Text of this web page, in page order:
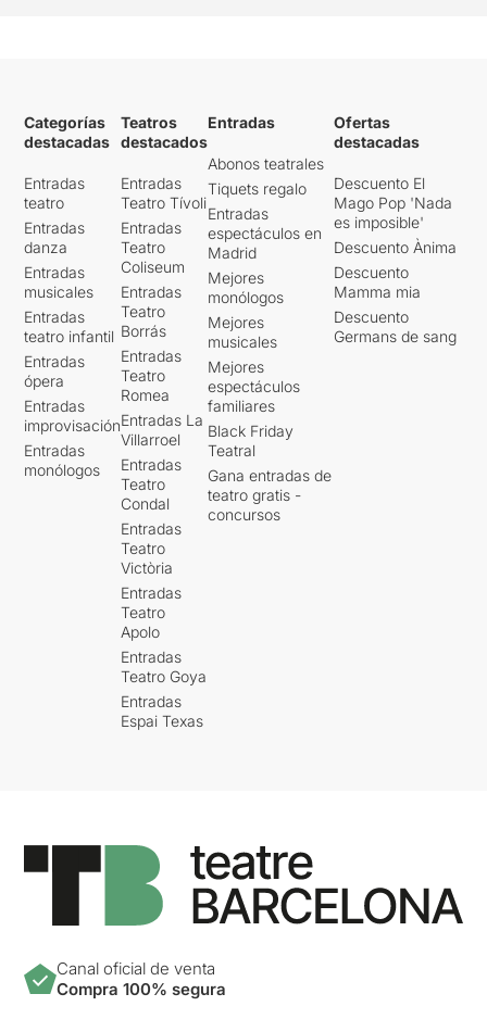
Categorías
destacadas
Entradas
teatro
Entradas
danza
Entradas
musicales
Entradas
teatro infantil
Entradas
ópera
Entradas
improvisación
Entradas
monólogos
Teatros
destacados
Entradas
Teatro Tívoli
Entradas
Teatro
Coliseum
Entradas
Teatro
Borrás
Entradas
Teatro
Romea
Entradas La
Villarroel
Entradas
Teatro
Condal
Entradas
Teatro
Victòria
Entradas
Teatro
Apolo
Entradas
Teatro Goya
Entradas
Espai Texas
Entradas
Abonos teatrales
Tiquets regalo
Entradas
espectáculos en
Madrid
Mejores
monólogos
Mejores
musicales
Mejores
espectáculos
familiares
Black Friday
Teatral
Gana entradas de
teatro gratis -
concursos
Ofertas
destacadas
Descuento El
Mago Pop 'Nada
es imposible'
Descuento Ànima
Descuento
Mamma mia
Descuento
Germans de sang
Canal oficial de venta
Compra 100% segura